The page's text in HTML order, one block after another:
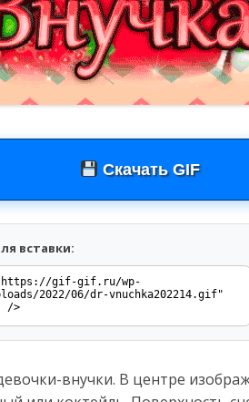
Скачать GIF
вставки:
внучки. В центре